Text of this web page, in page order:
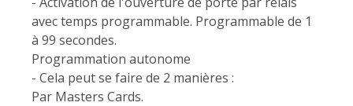
avec temps programmable. Programmable de 1
à 99 secondes.
Programmation autonome
- Cela peut se faire de 2 manières :
Par Masters Cards.